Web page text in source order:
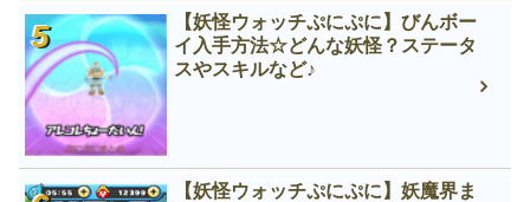
【妖怪ウォッチぷにぷに】びんボー
イ入手方法☆どんな妖怪？ステータ
スやスキルなど♪
【妖怪ウォッチぷにぷに】妖魔界ま